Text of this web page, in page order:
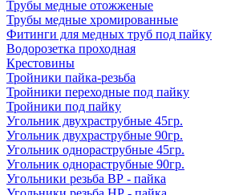
Трубы медные отожженые
Трубы медные хромированные
Фитинги для медных труб под пайку
Водорозетка проходная
Крестовины
Тройники пайка-резьба
Тройники переходные под пайку
Тройники под пайку
Угольник двухраструбные 45гр.
Угольник двухраструбные 90гр.
Угольник однораструбные 45гр.
Угольник однораструбные 90гр.
Угольники резьба ВР - пайка